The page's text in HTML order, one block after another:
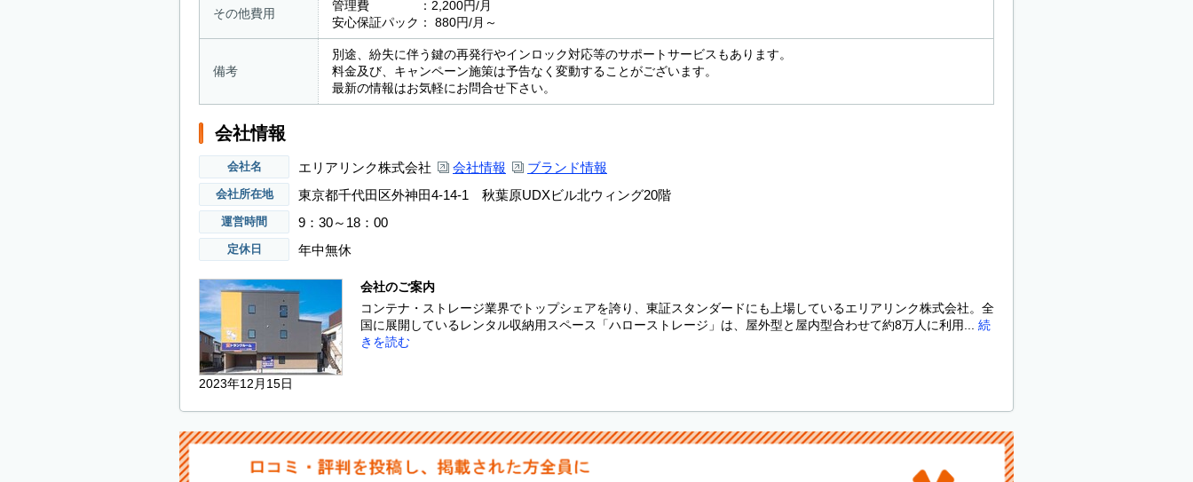
その他費用
管理費 ：2,200円/月
安心保証パック： 880円/月～
備考
別途、紛失に伴う鍵の再発行やインロック対応等のサポートサービスもあります。
料金及び、キャンペーン施策は予告なく変動することがございます。
最新の情報はお気軽にお問合せ下さい。
会社情報
会社名 エリアリンク株式会社 会社情報 ブランド情報
会社所在地 東京都千代田区外神田4-14-1 秋葉原UDXビル北ウィング20階
運営時間 9：30～18：00
定休日 年中無休
2023年12月15日
会社のご案内
コンテナ・ストレージ業界でトップシェアを誇り、東証スタンダードにも上場しているエリアリンク株式会社。全
国に展開しているレンタル収納用スペース「ハローストレージ」は、屋外型と屋内型合わせて約8万人に利用...
続
きを読む